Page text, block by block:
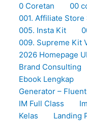
0 Coretan 00
001. Affiliate Store
005. Insta Kit
009. Supreme Kit
2026 Homepage
Brand Consulting
Ebook Lengkap
Generator –
IM Full Class
Kelas
Landing